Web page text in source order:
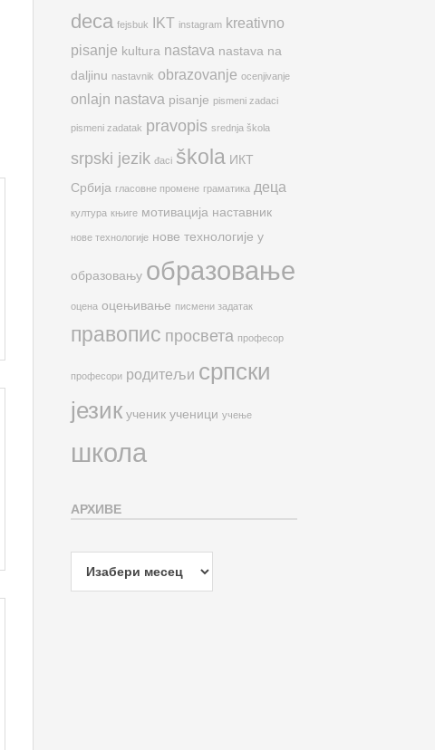
deca fejsbuk IKT instagram kreativno
pisanje kultura nastava nastava na
daljinu nastavnik obrazovanje ocenjivanje
onlajn nastava pisanje pismeni zadaci
pismeni zadatak pravopis srednja škola
srpski jezik đaci škola ИКТ
Србија гласовне промене граматика деца
култура књиге мотивација наставник
нове технологије нове технологије у
образовању образовање
оцена оцењивање писмени задатак
правопис просвета професор
професори родитељи српски
језик ученик ученици учење
школа
АРХИВЕ